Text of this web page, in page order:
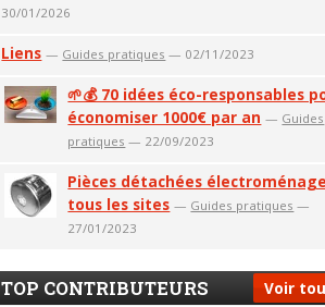
30/01/2026
Liens — Guides pratiques — 02/11/2023
🌱💰 70 idées éco-responsables
économiser 1000€ par an — Guides
pratiques — 22/09/2023
Pièces détachées
tous les sites — Guides pratiques —
27/01/2023
Voir
TOP CONTRIBUTEURS